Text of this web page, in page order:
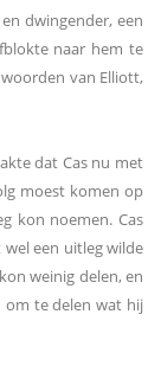
dwingender, een
naar hem te
van Elliott,
dat Cas nu met
moest komen op
kon noemen. Cas
een uitleg wilde
weinig delen, en
te delen wat hij